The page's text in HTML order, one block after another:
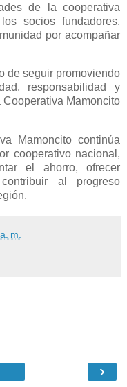
de la cooperativa
socios fundadores,
por acompañar
de seguir promoviendo
responsabilidad y
Mamoncito
Mamoncito continúa
cooperativo nacional,
el ahorro, ofrecer
al progreso
m.
›